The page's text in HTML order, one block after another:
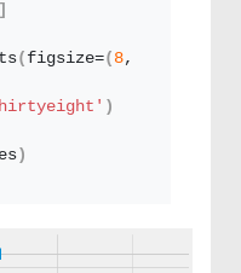
]
( figsize=( 8,
)
)